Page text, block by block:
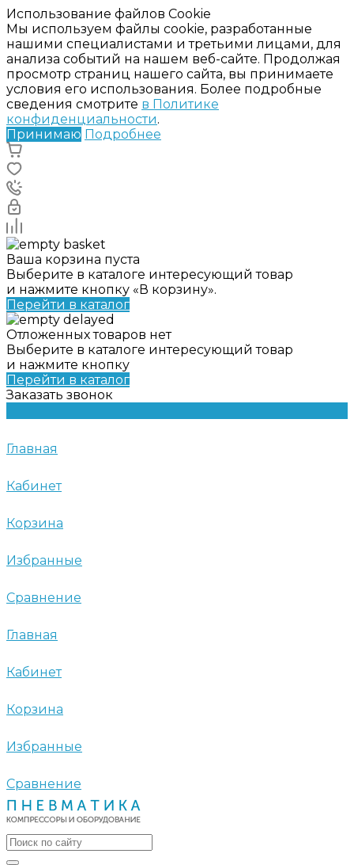
Использование файлов Cookie
Мы используем файлы cookie, разработанные
нашими специалистами и третьими лицами, для
анализа событий на нашем веб-сайте. Продолжая
просмотр страниц нашего сайта, вы принимаете
условия его использования. Более подробные
сведения смотрите в Политике
конфиденциальности.
Принимаю Подробнее
Ваша корзина пуста
Выберите в каталоге интересующий товар
и нажмите кнопку «В корзину».
Перейти в каталог
Отложенных товаров нет
Выберите в каталоге интересующий товар
и нажмите кнопку
Перейти в каталог
Заказать звонок
Главная
Кабинет
Корзина
Избранные
Сравнение
Главная
Кабинет
Корзина
Избранные
Сравнение